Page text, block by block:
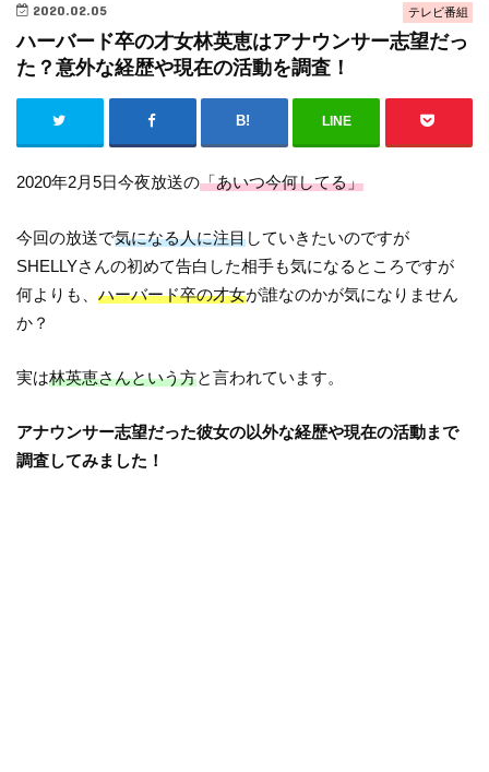
テレビ番組
2020.02.05
ハーバード卒の才女林英恵はアナウンサー志望だっ
た？意外な経歴や現在の活動を調査！
LINE
2020年2月5日今夜放送の「あいつ今何してる」
今回の放送で気になる人に注目していきたいのですが
SHELLYさんの初めて告白した相手も気になるところですが
何よりも、ハーバード卒の才女が誰なのかが気になりません
か？
実は林英恵さんという方と言われています。
アナウンサー志望だった彼女の以外な経歴や現在の活動まで
調査してみました！